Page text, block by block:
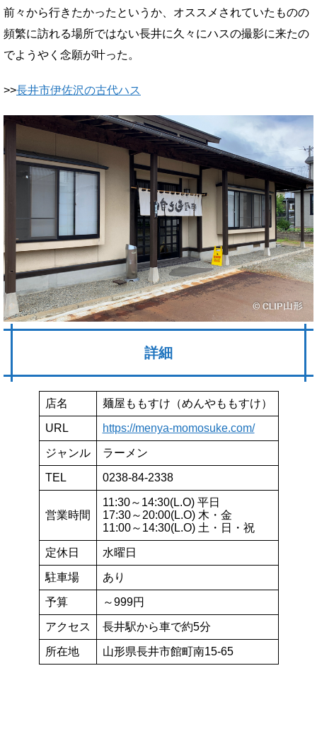
前々から行きたかったというか、オススメされていたものの
頻繁に訪れる場所ではない長井に久々にハスの撮影に来たの
でようやく念願が叶った。
>>長井市伊佐沢の古代ハス
詳細
店名 麺屋ももすけ（めんやももすけ）
URL https://menya-momosuke.com/
ジャンル ラーメン
TEL 0238-84-2338
営業時間
11:30～14:30(L.O) 平日
17:30～20:00(L.O) 木・金
11:00～14:30(L.O) 土・日・祝
定休日 水曜日
駐車場 あり
予算 ～999円
アクセス 長井駅から車で約5分
所在地 山形県長井市館町南15-65